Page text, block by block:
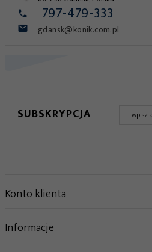
797-479-333
gdansk@konik.com.pl
SUBSKRYPCJA
Konto klienta
Informacje